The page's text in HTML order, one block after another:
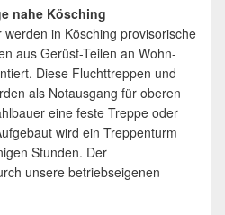
nahe Kösching
in Kösching provisorische
aus Gerüst-Teilen an Wohn-
Diese Fluchttreppen und
als Notausgang für oberen
eine feste Treppe oder
wird ein Treppenturm
Stunden. Der
unsere betriebseigenen